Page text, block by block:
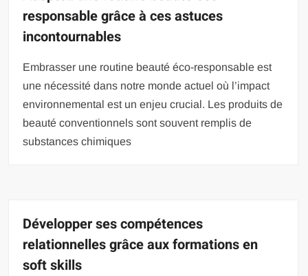
responsable grâce à ces astuces
incontournables
Embrasser une routine beauté éco-responsable est
une nécessité dans notre monde actuel où l’impact
environnemental est un enjeu crucial. Les produits de
beauté conventionnels sont souvent remplis de
substances chimiques
Développer ses compétences
relationnelles grâce aux formations en
soft skills